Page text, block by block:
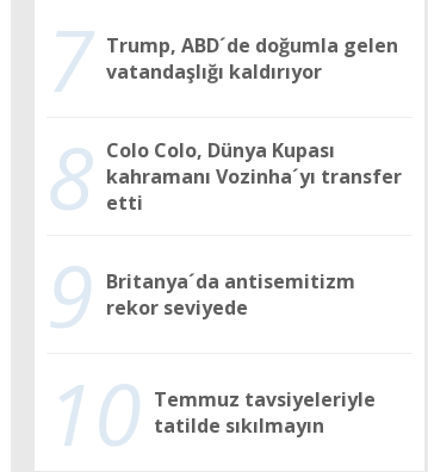
7 Trump, ABD´de doğumla gelen
vatandaşlığı kaldırıyor
8 Colo Colo, Dünya Kupası
kahramanı Vozinha´yı transfer
etti
9
Britanya´da antisemitizm
rekor seviyede
10 Temmuz tavsiyeleriyle
tatilde sıkılmayın